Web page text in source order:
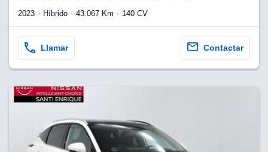
2023 Híbrido 43.067 Km 140 CV
Llamar Contactar